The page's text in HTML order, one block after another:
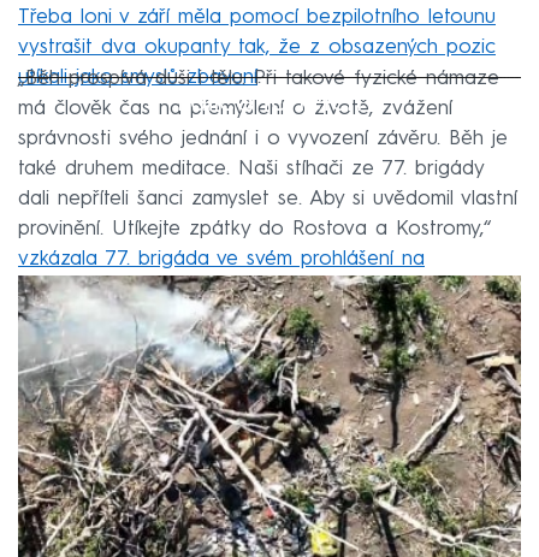
Třeba loni v září měla pomocí bezpilotního letounu
vystrašit dva okupanty tak, že z obsazených pozic
utíkali jako smyslů zbavení.
Failed to fetch
„Běh prospívá duši i tělu. Při takové fyzické námaze
má člověk čas na přemýšlení o životě, zvážení
správnosti svého jednání i o vyvození závěru. Běh je
také druhem meditace. Naši stíhači ze 77. brigády
dali nepříteli šanci zamyslet se. Aby si uvědomil vlastní
provinění. Utíkejte zpátky do Rostova a Kostromy,“
vzkázala 77. brigáda ve svém prohlášení na
Telegramu.